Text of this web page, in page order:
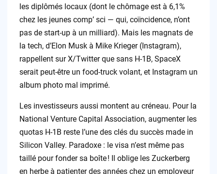
les diplômés locaux (dont le chômage est à 6,1%
chez les jeunes comp’ sci — qui, coïncidence, n’ont
pas de start-up à un milliard). Mais les magnats de
la tech, d’Elon Musk à Mike Krieger (Instagram),
rappellent sur X/Twitter que sans H-1B, SpaceX
serait peut-être un food-truck volant, et Instagram un
album photo mal imprimé.
Les investisseurs aussi montent au créneau. Pour la
National Venture Capital Association, augmenter les
quotas H-1B reste l’une des clés du succès made in
Silicon Valley. Paradoxe : le visa n’est même pas
taillé pour fonder sa boîte ! Il oblige les Zuckerberg
en herbe à patienter des années chez un employeur